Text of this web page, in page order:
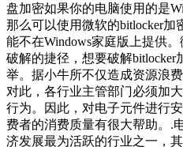
盘加密如果你的电脑使用的是
那么可以使用微软的bitlocker
能不在Windows家庭版上提供
破解的捷径，想要破解
举。据小牛所不仅造成资源浪
对此，各行业主管部门必须加
行为。因此，对电子元件进行
费者的消费质量有很大帮助。.
济发展最为活跃的行业之一，